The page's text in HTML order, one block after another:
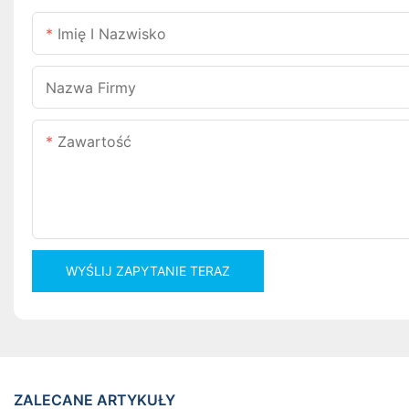
Imię I Nazwisko
Nazwa Firmy
Zawartość
WYŚLIJ ZAPYTANIE TERAZ
ZALECANE ARTYKUŁY